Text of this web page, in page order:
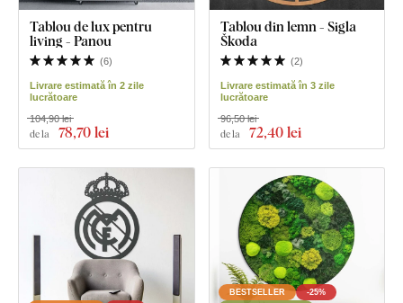
Tablou de lux pentru
living - Panou
(6)
Livrare estimată în 2 zile
lucrătoare
de la 78,70 lei
104,90 lei
Tablou din lemn - Sigla
Škoda
(2)
Livrare estimată în 3 zile
lucrătoare
de la 72,40 lei
96,50 lei
BESTSELLER
-25%